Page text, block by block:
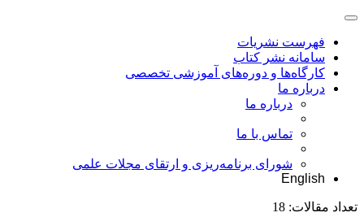
فهرست نشریات
سامانه نشر کتاب
کارگاه‌ها و دوره‌های آموزشی تخصصی
درباره ما
درباره ما
تماس با ما
شورای برنامه‌ریزی و ارتقای مجلات علمی
English
تعداد مقالات: 18